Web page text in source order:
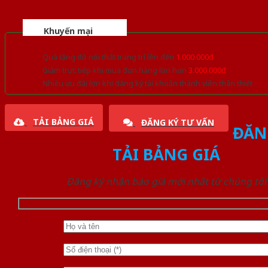
Khuyến mại
Quà tặng đồ nội thất trang trí lên đến 1.000.000đ
Giảm trực tiếp khi mua đơn hàng lớn hơn 3.000.000đ
Nhiều ưu đãi lớn khi đăng ký tài khoản thành viên thân thiết
TẢI BẢNG GIÁ ĐĂNG KÝ TƯ VẤN
TẢI BẢNG GIÁ
Đăng ký nhận báo giá mới nhất từ chúng tôi